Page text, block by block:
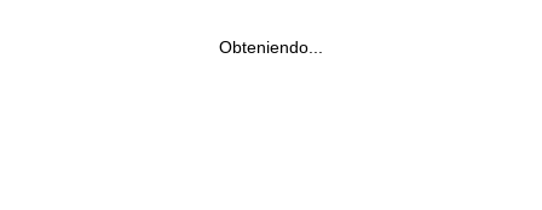
Obteniendo...